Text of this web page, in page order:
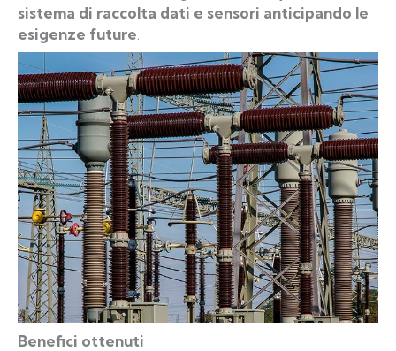
sistema di raccolta dati e sensori anticipando le
esigenze future.
Benefici ottenuti